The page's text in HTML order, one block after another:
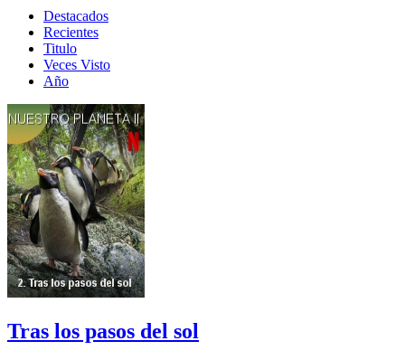
Destacados
Recientes
Titulo
Veces Visto
Año
Tras los pasos del sol